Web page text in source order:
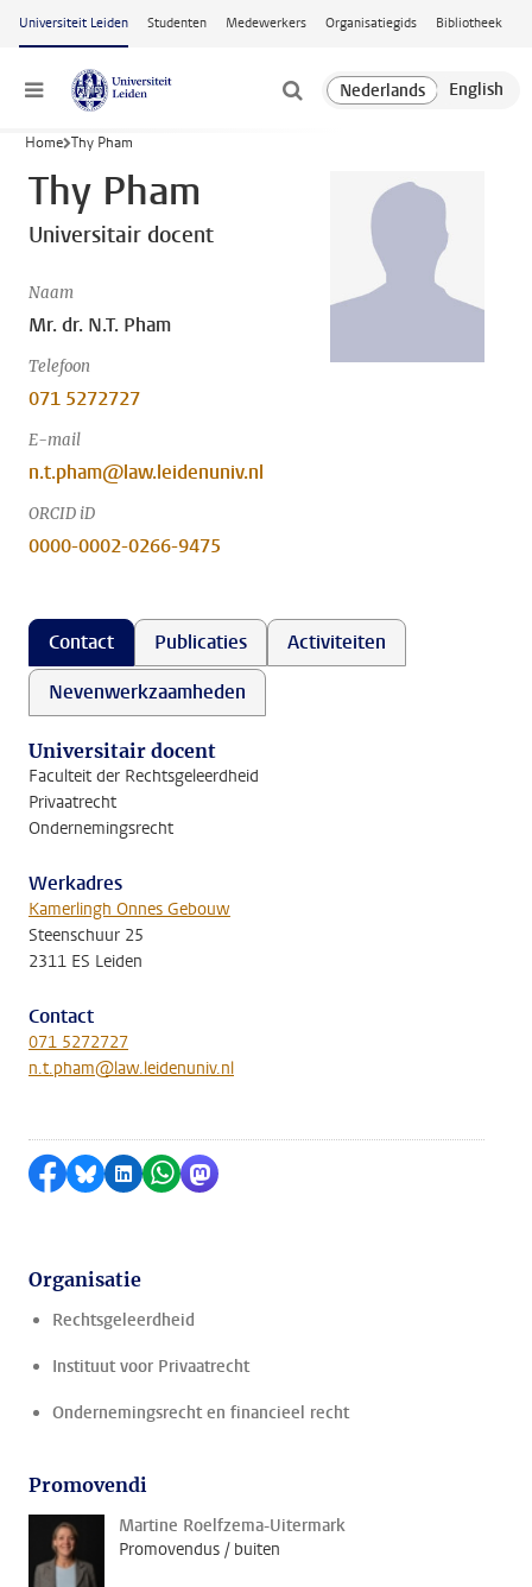
Ga naar hoofdinhoud
Universiteit Leiden Studenten Medewerkers Organisatiegids Bibliotheek
Menu
Home Thy Pham
Thy Pham
Universitair docent
Naam
Mr. dr. N.T. Pham
Telefoon
071 5272727
E-mail
n.t.pham@law.leidenuniv.nl
ORCID iD
0000-0002-0266-9475
Contact Publicaties
Activiteiten
Nevenwerkzaamheden
Universitair docent
Faculteit der Rechtsgeleerdheid
Privaatrecht
Ondernemingsrecht
Werkadres
Kamerlingh Onnes Gebouw
Steenschuur 25
2311 ES Leiden
Contact
071 5272727
n.t.pham@law.leidenuniv.nl
Delen op Facebook
Delen via Bluesky
Delen op LinkedIn
Delen via WhatsApp
Delen via Mastodon
Organisatie
Rechtsgeleerdheid
Instituut voor Privaatrecht
Ondernemingsrecht en financieel recht
Promovendi
Martine Roelfzema-Uitermark
Promovendus / buiten